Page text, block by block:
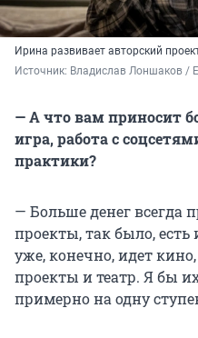
Ирина развивает авторский
Источник: Владислав Лоншаков /
— А что вам приносит
игра, работа с
практики?
— Больше денег всегда
проекты, так было, есть
уже, конечно, идет
проекты и театр. Я бы
примерно на одну